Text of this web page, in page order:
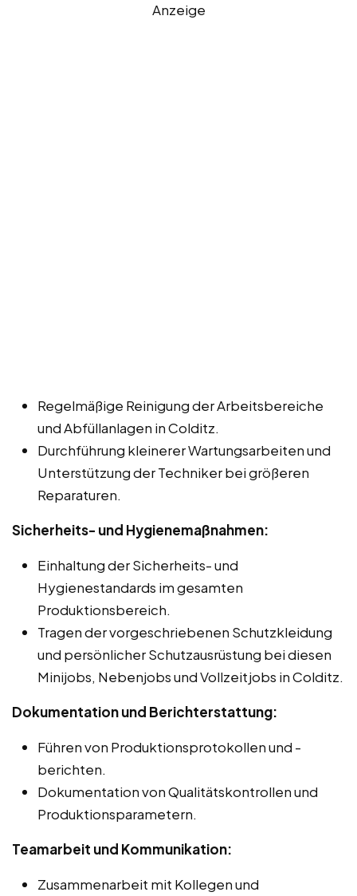
Anzeige
Regelmäßige Reinigung der Arbeitsbereiche
und Abfüllanlagen in Colditz.
Durchführung kleinerer Wartungsarbeiten und
Unterstützung der Techniker bei größeren
Reparaturen.
Sicherheits- und Hygienemaßnahmen:
Einhaltung der Sicherheits- und
Hygienestandards im gesamten
Produktionsbereich.
Tragen der vorgeschriebenen Schutzkleidung
und persönlicher Schutzausrüstung bei diesen
Minijobs, Nebenjobs und Vollzeitjobs in Colditz.
Dokumentation und Berichterstattung:
Führen von Produktionsprotokollen und -
berichten.
Dokumentation von Qualitätskontrollen und
Produktionsparametern.
Teamarbeit und Kommunikation:
Zusammenarbeit mit Kollegen und